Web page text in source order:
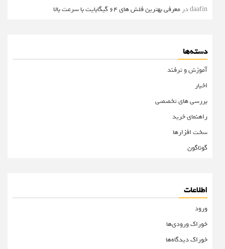
daafinدرمعرفی بهترین فلش های 64 گیگابایت با سرعت بالا
دسته‌ها
آموزش و ترفند
اخبار
بررسی های تخصصی
راهنمای خرید
سخت افزارها
گوناگون
اطلاعات
ورود
خوراک ورودی‌ها
خوراک دیدگاه‌ها